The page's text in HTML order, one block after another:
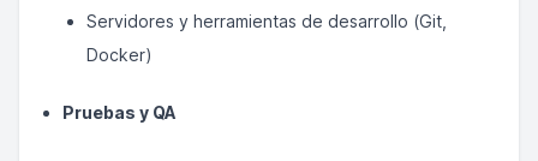
Servidores y herramientas de desarrollo (Git,
Docker)
Pruebas y QA